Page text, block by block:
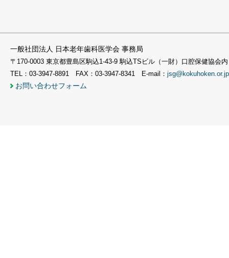
一般社団法人 日本老年歯科医学会 事務局
〒170-0003 東京都豊島区駒込1-43-9 駒込TSビル（一財）口腔保健協会内
TEL：03-3947-8891 FAX：03-3947-8341 E-mail： jsg@kokuhoken.or.jp
お問い合わせフォーム